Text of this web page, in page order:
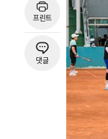
프린트
댓글